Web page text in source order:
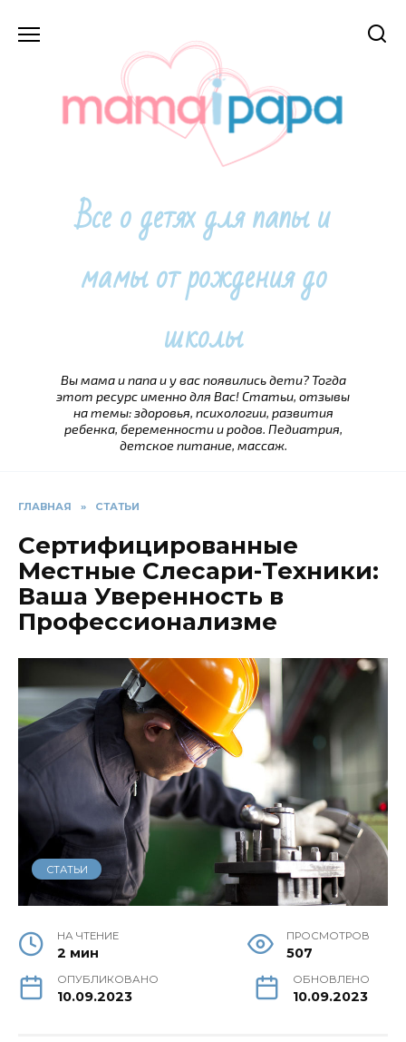
Все о детях для папы и
мамы от рождения до
школы
Вы мама и папа и у вас появились дети? Тогда
этот ресурс именно для Вас! Статьи, отзывы
на темы: здоровья, психологии, развития
ребенка, беременности и родов. Педиатрия,
детское питание, массаж.
ГЛАВНАЯ » СТАТЬИ
Сертифицированные
Местные Слесари-Техники:
Ваша Уверенность в
Профессионализме
СТАТЬИ
НА ЧТЕНИЕ
2 мин
ПРОСМОТРОВ
507
ОПУБЛИКОВАНО
10.09.2023
ОБНОВЛЕНО
10.09.2023